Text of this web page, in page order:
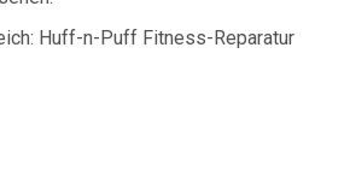
Huff-n-Puff Fitness-Reparatur